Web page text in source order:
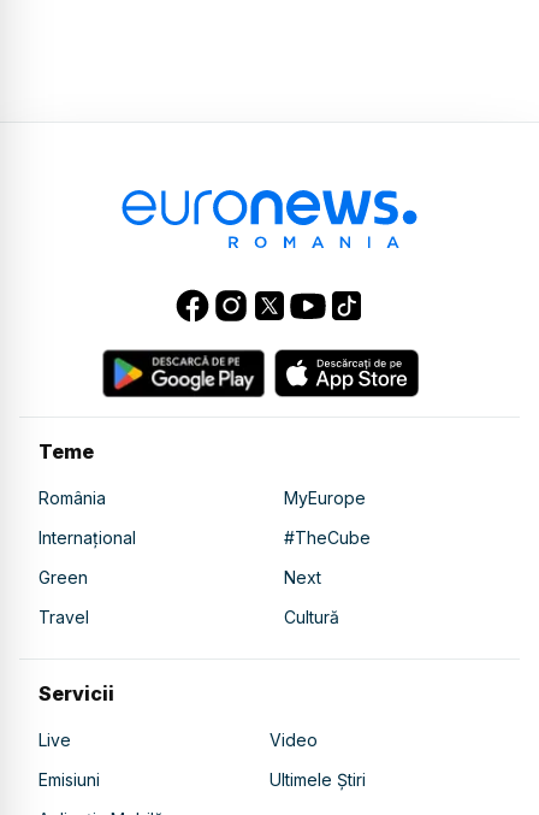
Teme
România
MyEurope
Internațional
#TheCube
Green
Next
Travel
Cultură
Servicii
Live
Video
Emisiuni
Ultimele Știri